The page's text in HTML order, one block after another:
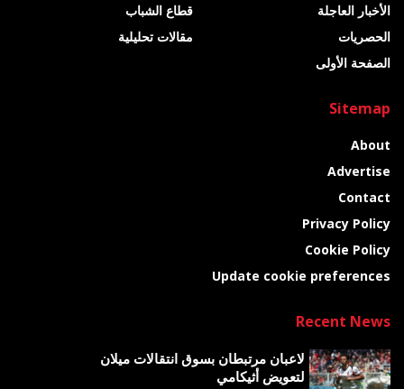
الأخبار العاجلة
الحصريات
الصفحة الأولى
قطاع الشباب
مقالات تحليلية
Sitemap
About
Advertise
Contact
Privacy Policy
Cookie Policy
Update cookie preferences
Recent News
لاعبان مرتبطان بسوق انتقالات ميلان
لتعويض أثيكامي